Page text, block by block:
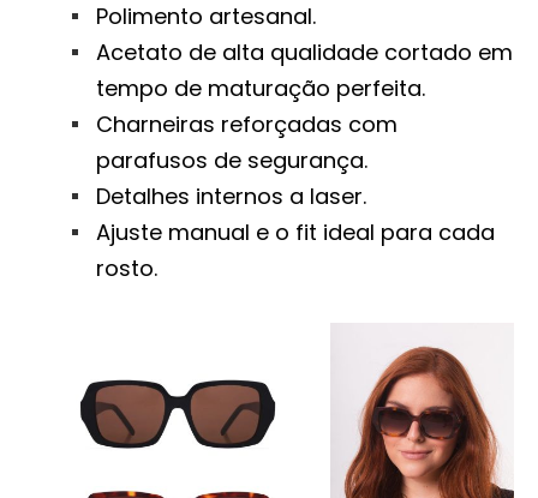
Polimento artesanal.
Acetato de alta qualidade cortado em
tempo de maturação perfeita.
Charneiras reforçadas com
parafusos de segurança.
Detalhes internos a laser.
Ajuste manual e o fit ideal para cada
rosto.